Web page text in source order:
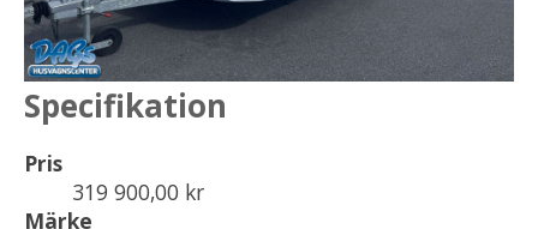
Specifikation
Pris
319 900,00 kr
Märke